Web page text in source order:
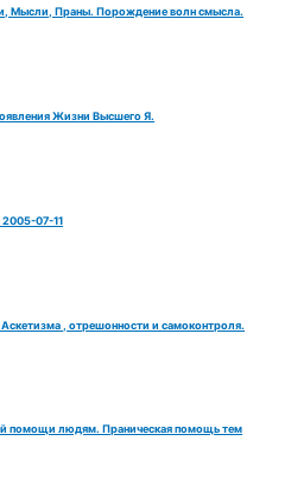
Мысли, Праны. Порождение волн смысла.
Жизни Высшего Я.
2005-07-11
Аскетизма , отрешонности и самоконтроля.
помощи людям. Праническая помощь тем